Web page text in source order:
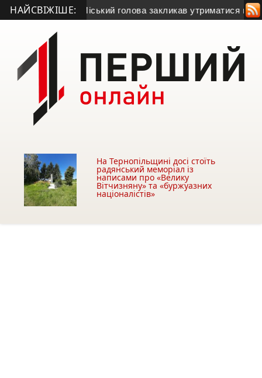
НАЙСВІЖІШЕ:
газу • Міський голова закликав утриматися від
На Тернопільщині досі стоїть
радянський меморіал із
написами про «Велику
Вітчизняну» та «буржуазних
націоналістів»